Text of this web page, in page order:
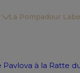
La Pompadour
Pavlova à la Ratte